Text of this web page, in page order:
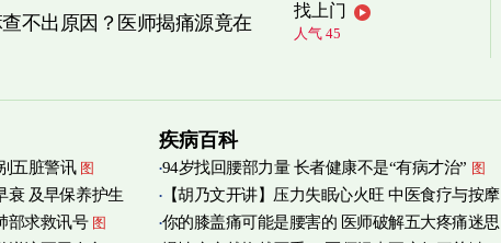
查不出原因？医师揭痛源竟在
找上门
人气 45
五脏警讯 图
衰 及早保养护生
部求救讯号 图
疾病百科
94岁找回腰部力量 长者健康不是“有病才治” 图
【胡乃文开讲】压力失眠心火旺 中医食疗与按摩
自救
你的膝盖痛可能是腰害的 医师破解五大疼痛迷思